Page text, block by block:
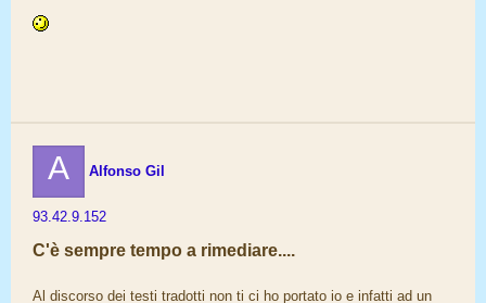
A Alfonso Gil
93.42.9.152
C'è sempre tempo a rimediare....
Al discorso dei testi tradotti non ti ci ho portato io e infatti ad un